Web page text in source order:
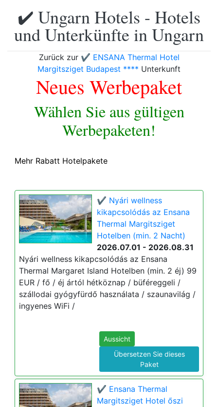
✔️ Ungarn Hotels - Hotels
und Unterkünfte in Ungarn
Zurück zur ✔️ ENSANA Thermal Hotel
Margitsziget Budapest **** Unterkunft
Neues Werbepaket
Wählen Sie aus gültigen
Werbepaketen!
Mehr Rabatt Hotelpakete
✔️ Nyári wellness
kikapcsolódás az Ensana
Thermal Margitsziget
Hotelben (min. 2 Nacht)
2026.07.01 - 2026.08.31
Nyári wellness kikapcsolódás az Ensana
Thermal Margaret Island Hotelben (min. 2 éj) 99
EUR / fő / éj ártól hétköznap / büféreggeli /
szállodai gyógyfürdő használata / szaunavilág /
ingyenes WiFi /
Aussicht
Übersetzen Sie dieses
Paket
✔️ Ensana Thermal
Margitsziget Hotel őszi